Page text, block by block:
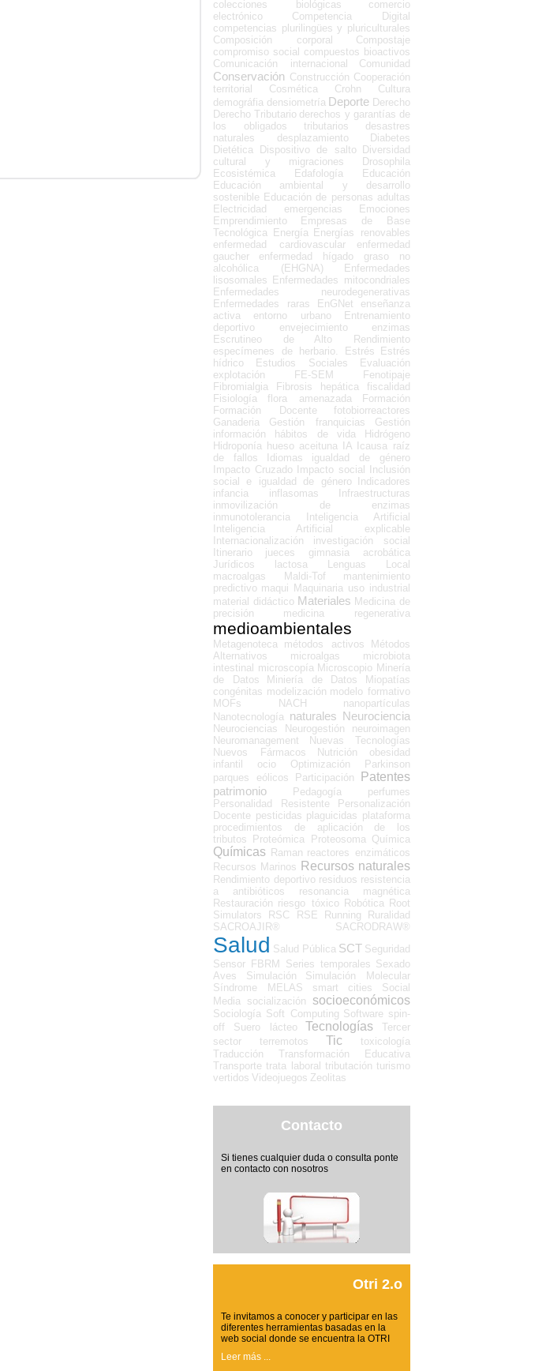
colecciones biológicas
comercio
electrónico
Competencia Digital
competencias plurilingües y pluriculturales
Composición corporal
Compostaje
compromiso social compuestos bioactivos
Comunicación internacional
Comunidad
Conservación Construcción Cooperación
territorial
Cosmética Crohn
Cultura
demográfia densiometría Deporte Derecho
Derecho Tributario derechos y garantías de
los obligados tributarios
desastres
naturales
desplazamiento
Diabetes
Dietética
Dispositivo de salto
Diversidad
cultural y migraciones
Drosophila
Ecosistémica
Edafología
Educación
Educación ambiental y desarrollo
sostenible Educación de personas adultas
Electricidad
emergencias
Emociones
Emprendimiento
Empresas de Base
Tecnológica Energía Energías renovables
enfermedad cardiovascular
enfermedad
gaucher
enfermedad hígado graso no
alcohólica (EHGNA)
Enfermedades
lisosomales Enfermedades mitocondriales
Enfermedades neurodegenerativas
Enfermedades raras
EnGNet
enseñanza
activa
entorno urbano
Entrenamiento
deportivo
envejecimiento
enzimas
Escrutineo de Alto Rendimiento
especímenes de herbario.
Estrés
Estrés
hídrico
Estudios Sociales
Evaluación
explotación
FE-SEM
Fenotipaje
Fibromialgia
Fibrosis hepática
fiscalidad
Fisiología
flora amenazada
Formación
Formación Docente
fotobiorreactores
Ganaderia
Gestión franquicias
Gestión
información
hábitos de vida
Hidrógeno
Hidroponía hueso aceituna IA
Icausa raíz
de fallos
Idiomas
igualdad de género
Impacto Cruzado
Impacto social
Inclusión
social e igualdad de género
Indicadores
infancia
inflasomas
Infraestructuras
inmovilización de enzimas
inmunotolerancia
Inteligencia Artificial
Inteligencia Artificial explicable
Internacionalización
investigación social
Itinerario
jueces gimnasia acrobática
Jurídicos
lactosa Lenguas
Local
macroalgas
Maldi-Tof
mantenimiento
predictivo maqui Maquinaria uso industrial
material didáctico Materiales Medicina de
precisión
medicina regenerativa
medioambientales
Metagenoteca métodos activos
Métodos
Alternativos
microalgas
microbiota
intestinal microscopía Microscopio Minería
de Datos
Miniería de Datos
Miopatías
congénitas modelización modelo formativo
MOFs
NACH
nanopartículas
Nanotecnología naturales Neurociencia
Neurociencias Neurogestión
neuroimagen
Neuromanagement
Nuevas Tecnologías
Nuevos Fármacos
Nutrición
obesidad
infantil
ocio Optimización
Parkinson
parques eólicos
Participación
Patentes
patrimonio
Pedagogía
perfumes
Personalidad Resistente
Personalización
Docente pesticidas plaguicidas plataforma
procedimientos de aplicación de los
tributos
Proteómica Proteosoma Química
Químicas Raman reactores enzimáticos
Recursos Marinos Recursos naturales
Rendimiento deportivo residuos resistencia
a antibióticos
resonancia magnética
Restauración riesgo tóxico Robótica Root
Simulators
RSC RSE Running
Ruralidad
SACROAJIR®
SACRODRAW®
Salud Salud Pública SCT Seguridad
Sensor FBRM
Series temporales Sexado
Aves
Simulación
Simulación Molecular
Síndrome MELAS
smart cities
Social
Media socialización socioeconómicos
Sociología Soft Computing Software spin-
off
Suero lácteo Tecnologías
Tercer
sector
terremotos Tic
toxicología
Traducción
Transformación Educativa
Transporte trata laboral tributación turismo
vertidos Videojuegos Zeolitas
Contacto
Si tienes cualquier duda o consulta ponte
en contacto con nosotros
Otri 2.o
Te invitamos a conocer y participar en las
diferentes herramientas basadas en la
web social donde se encuentra la OTRI
Leer más ...